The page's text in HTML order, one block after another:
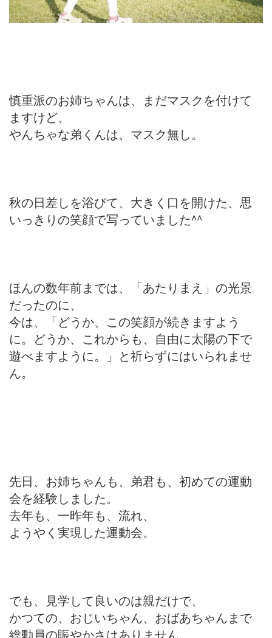
慎重派のお姉ちゃんは、まだマスクを付けて
ますけど、
やんちゃな弟くんは、マスク無し。
秋の日差しを浴びて、大きく口を開けた、思
いっきりの笑顔で写っていました^^
ほんの数年前までは、「あたりまえ」の光景
だったのに、
今は、「どうか、この笑顔が続きますよう
に。どうか、これからも、自由に太陽の下で
遊べますように。」と祈らずにはいられませ
ん。
先日、お姉ちゃんも、弟君も、初めての運動
会を経験しました。
去年も、一昨年も、流れ、
ようやく実現した運動会。
でも、見学して良いのは親だけで、
かつての、おじいちゃん、おばあちゃんまで
総動員の賑やかさはありません。